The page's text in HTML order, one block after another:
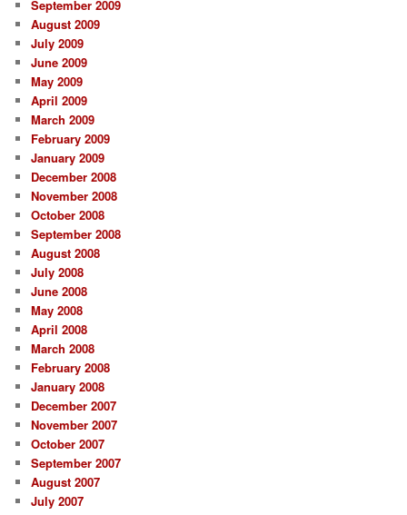
September 2009
August 2009
July 2009
June 2009
May 2009
April 2009
March 2009
February 2009
January 2009
December 2008
November 2008
October 2008
September 2008
August 2008
July 2008
June 2008
May 2008
April 2008
March 2008
February 2008
January 2008
December 2007
November 2007
October 2007
September 2007
August 2007
July 2007